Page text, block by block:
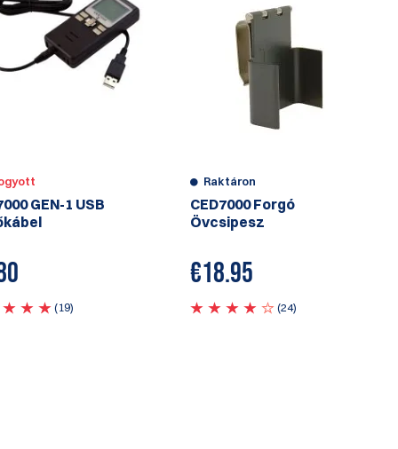
GEN-1 USB
(19)
Raktáron
CED7000 Forgó
Övcsipesz
€18.95
(24)